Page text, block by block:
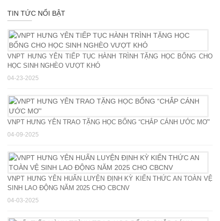
TIN TỨC NỔI BẬT
VNPT HƯNG YÊN TIẾP TỤC HÀNH TRÌNH TẶNG HỌC BỔNG CHO
HỌC SINH NGHÈO VƯỢT KHÓ
04-23-2025
VNPT HƯNG YÊN TRAO TẶNG HỌC BỔNG “CHẮP CÁNH ƯỚC MƠ”
04-09-2025
VNPT HƯNG YÊN HUẤN LUYỆN ĐỊNH KỲ KIẾN THỨC AN TOÀN VỆ
SINH LAO ĐỘNG NĂM 2025 CHO CBCNV
04-03-2025